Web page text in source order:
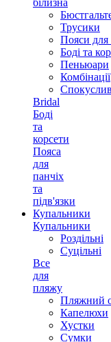
білизна
Трусики
Пояси для
Боді та
Пеньюари
Комбінації
Bridal
Боді
та
корсети
Пояса
для
панчіх
та
підв'язки
Купальники
Купальники
Роздільні
Суцільні
Все
для
пляжу
Пляжний
Капелюхи
Хустки
Сумки